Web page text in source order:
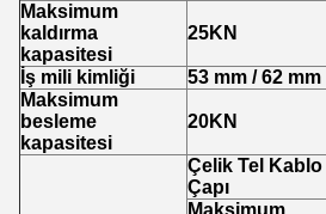
Maksimum
kaldırma
kapasitesi
25KN
İş mili kimliği
53 mm / 62 mm
Maksimum
besleme
kapasitesi
20KN
Çelik Tel Kablo
Çapı
Maksimum